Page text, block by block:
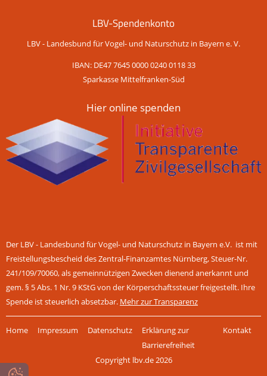
LBV-Spendenkonto
LBV - Landesbund für Vogel- und Naturschutz in Bayern e. V.
IBAN: DE47 7645 0000 0240 0118 33
Sparkasse Mittelfranken-Süd
Hier online spenden
Der LBV - Landesbund für Vogel- und Naturschutz in Bayern e.V. ist mit
Freistellungsbescheid des Zentral-Finanzamtes Nürnberg, Steuer-Nr.
241/109/70060, als gemeinnützigen Zwecken dienend anerkannt und
gem. § 5 Abs. 1 Nr. 9 KStG von der Körperschaftssteuer freigestellt. Ihre
Spende ist steuerlich absetzbar. Mehr zur Transparenz
überspringen
Home Impressum Datenschutz
Erklärung zur
Barrierefreiheit
Kontakt
Copyright lbv.de 2026